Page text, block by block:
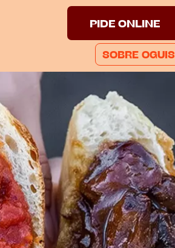
PIDE ONLINE
SOBRE OGUIS